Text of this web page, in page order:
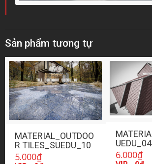
Sản phẩm tương tự
MATERIAL_OUTDOO
R TILES_SUEDU_10
5.000₫
UEDU_04
6.000₫